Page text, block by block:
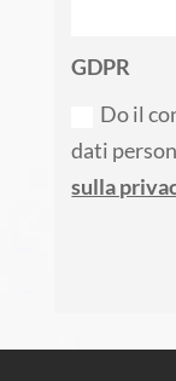
GDPR
Do il
dati
sulla